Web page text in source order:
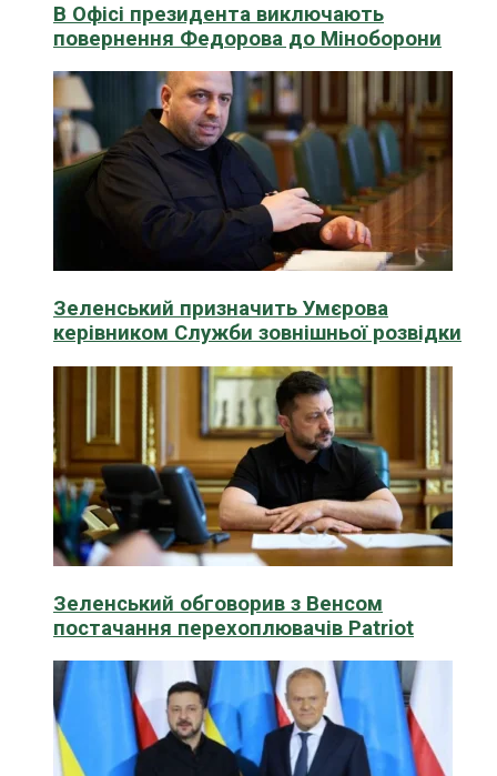
В Офісі президента виключають
повернення Федорова до Міноборони
Зеленський призначить Умєрова
керівником Служби зовнішньої розвідки
Зеленський обговорив з Венсом
постачання перехоплювачів Patriot